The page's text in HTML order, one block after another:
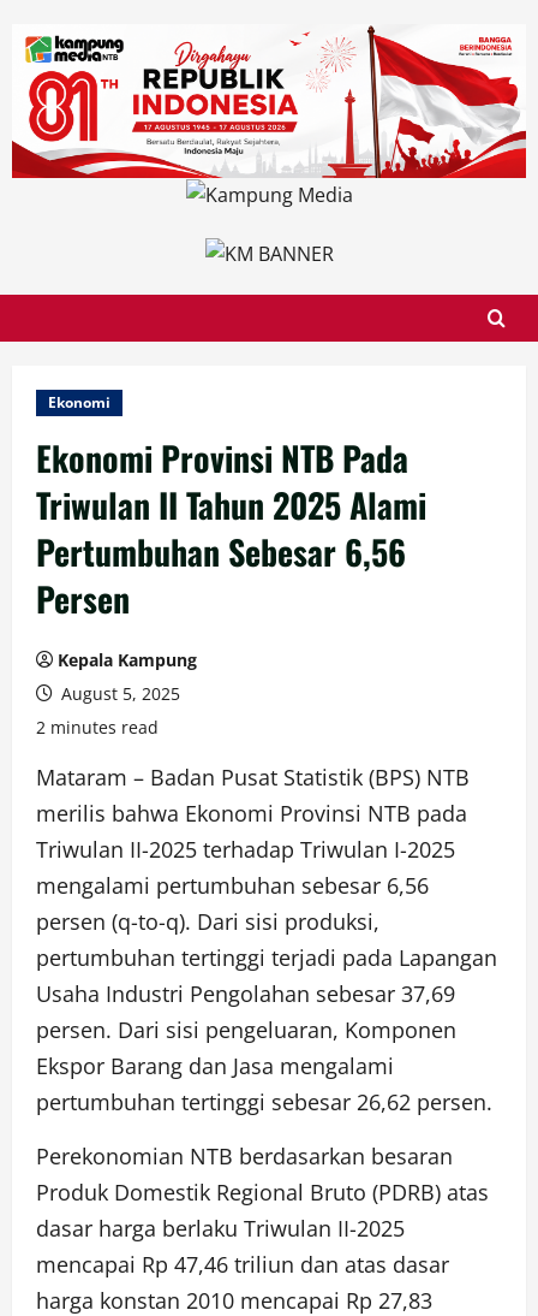
content
Ekonomi
Ekonomi Provinsi NTB Pada
Triwulan II Tahun 2025 Alami
Pertumbuhan Sebesar 6,56
Persen
Kepala Kampung
August 5, 2025
2 minutes read
Mataram – Badan Pusat Statistik (BPS) NTB
merilis bahwa Ekonomi Provinsi NTB pada
Triwulan II-2025 terhadap Triwulan I-2025
mengalami pertumbuhan sebesar 6,56
persen (q-to-q). Dari sisi produksi,
pertumbuhan tertinggi terjadi pada Lapangan
Usaha Industri Pengolahan sebesar 37,69
persen. Dari sisi pengeluaran, Komponen
Ekspor Barang dan Jasa mengalami
pertumbuhan tertinggi sebesar 26,62 persen.
Perekonomian NTB berdasarkan besaran
Produk Domestik Regional Bruto (PDRB) atas
dasar harga berlaku Triwulan II-2025
mencapai Rp 47,46 triliun dan atas dasar
harga konstan 2010 mencapai Rp 27,83